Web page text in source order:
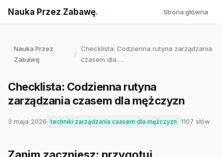
Nauka Przez Zabawę. Strona główna
Nauka Przez
Zabawę
/
Checklista: Codzienna rutyna zarządzania
czasem dla …
Checklista: Codzienna rutyna
zarządzania czasem dla mężczyzn
3 maja 2026 techniki zarządzania czasem dla mężczyzn 1107 słów